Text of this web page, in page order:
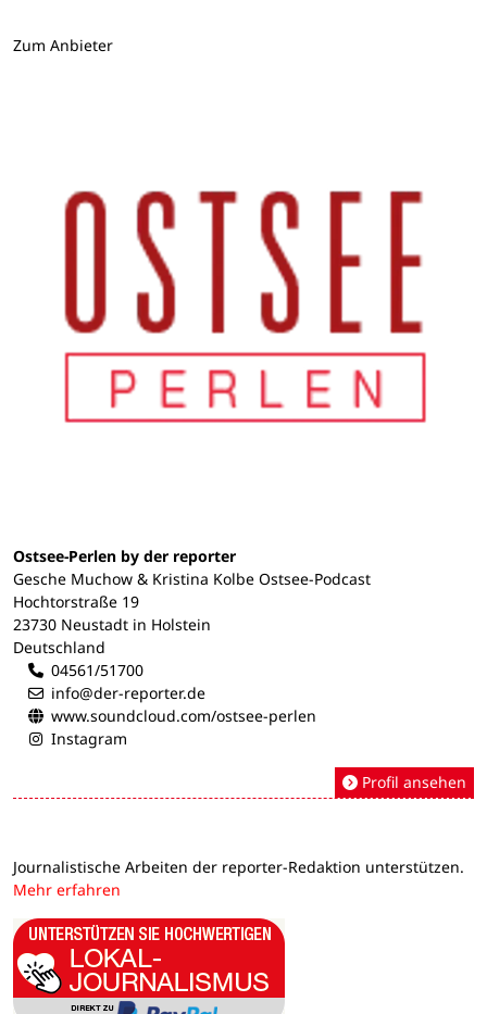
Zum Anbieter
Ostsee-Perlen by der reporter
Gesche Muchow & Kristina Kolbe Ostsee-Podcast
Hochtorstraße 19
23730 Neustadt in Holstein
Deutschland
04561/51700
info@der-reporter.de
www.soundcloud.com/ostsee-perlen
Instagram
Profil ansehen
Journalistische Arbeiten der reporter-Redaktion unterstützen.
Mehr erfahren